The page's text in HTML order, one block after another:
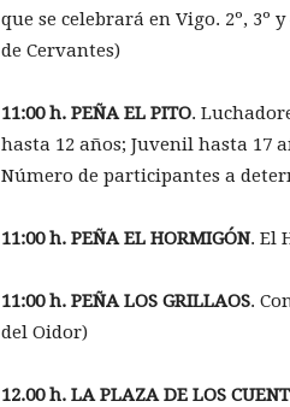
que se celebrará en Vigo. 2º, 3º
de Cervantes)
11:00 h. PEÑA EL PITO.
hasta 12 años; Juvenil hasta 17
Número de participantes a
11:00 h. PEÑA EL HORMIGÓN. El
11:00 h. PEÑA LOS GRILLAOS.
del Oidor)
12.00 h. LA PLAZA DE LOS